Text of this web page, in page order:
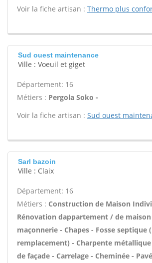
Voir la fiche artisan : Thermo plus
Sud ouest maintenance
Ville : Voeuil et giget
Département: 16
Métiers : Pergola Soko -
Voir la fiche artisan : Sud ouest
Sarl bazoin
Ville : Claix
Département: 16
Métiers : Construction de Maison
Rénovation dappartement / de
maçonnerie - Chapes - Fosse
remplacement) - Charpente
de façade - Carrelage - Cheminée -